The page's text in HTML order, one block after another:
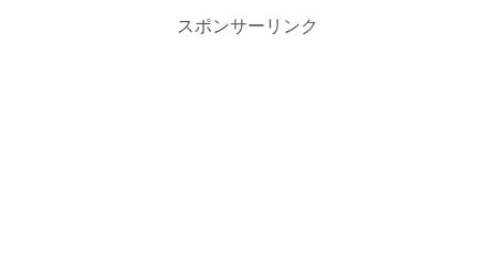
スポンサーリンク